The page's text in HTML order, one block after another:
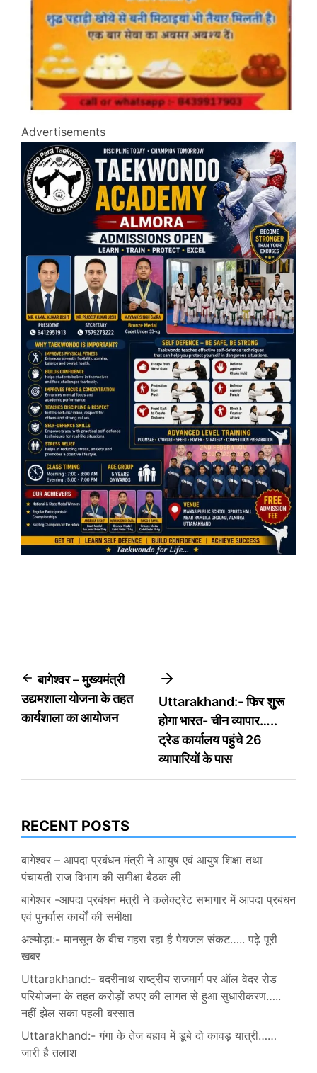
Advertisements
Post
navigation
बागेश्वर – मुख्यमंत्री
उद्यमशाला योजना के तहत
कार्यशाला का आयोजन
Uttarakhand:- फिर शुरू
होगा भारत- चीन व्यापार…..
ट्रेड कार्यालय पहुंचे 26
व्यापारियों के पास
RECENT POSTS
बागेश्वर – आपदा प्रबंधन मंत्री ने आयुष एवं आयुष शिक्षा तथा
पंचायती राज विभाग की समीक्षा बैठक ली
बागेश्वर -आपदा प्रबंधन मंत्री ने कलेक्ट्रेट सभागार में आपदा प्रबंधन
एवं पुनर्वास कार्यों की समीक्षा
अल्मोड़ा:- मानसून के बीच गहरा रहा है पेयजल संकट….. पढ़े पूरी
खबर
Uttarakhand:- बदरीनाथ राष्ट्रीय राजमार्ग पर ऑल वेदर रोड
परियोजना के तहत करोड़ों रुपए की लागत से हुआ सुधारीकरण…..
नहीं झेल सका पहली बरसात
Uttarakhand:- गंगा के तेज बहाव में डूबे दो कावड़ यात्री……
जारी है तलाश